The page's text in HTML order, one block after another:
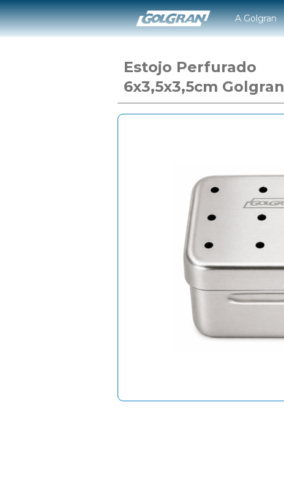
A Golgran
Estojo Perfurado
6x3,5x3,5cm Golgran